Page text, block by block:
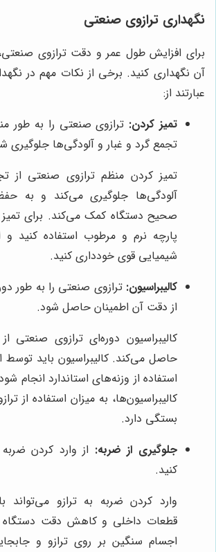
نگهداری ترازوی صنعتی
برای افزایش طول عمر و دقت ترازوی
آن نگهداری کنید. برخی از نکات مهم در
عبارتند از:
تمیز کردن: ترازوی صنعتی را به طور
تجمع گرد و غبار و آلودگی‌ها جلوگیری
تمیز کردن منظم ترازوی صنعتی از
آلودگی‌ها جلوگیری می‌کند و به
صحیح دستگاه کمک می‌کند. برای تمیز
پارچه نرم و مرطوب استفاده کنید و
شیمیایی قوی خودداری کنید.
کالیبراسیون: ترازوی صنعتی را به طور
از دقت آن اطمینان حاصل شود.
کالیبراسیون دوره‌ای ترازوی صنعتی
حاصل می‌کند. کالیبراسیون باید
استفاده از وزنه‌های استاندارد انجام
کالیبراسیون‌ها، به میزان استفاده از
بستگی دارد.
جلوگیری از ضربه: از وارد کردن
کنید.
وارد کردن ضربه به ترازو
قطعات داخلی و کاهش دقت دستگاه
اجسام سنگین بر روی ترازو و